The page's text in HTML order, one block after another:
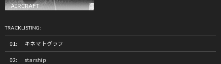
TRACKLISTING:
キネマトグラフ
starship